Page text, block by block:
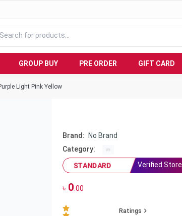
GROUP BUY PRE ORDER GIFT CARD
Light Pink Yellow
Brand:
No Brand
Category:
STANDARD
Verified Store
৳0 .00
Ratings